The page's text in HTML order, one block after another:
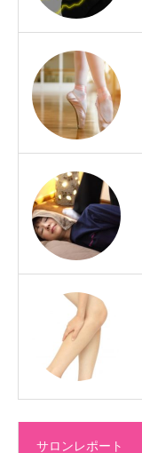
サロンレポート